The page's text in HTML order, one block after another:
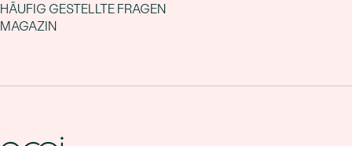
HÄUFIG GESTELLTE FRAGEN
MAGAZIN